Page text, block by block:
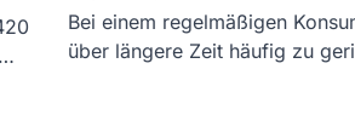
Bei einem regelmäßigen
über längere Zeit häufig zu